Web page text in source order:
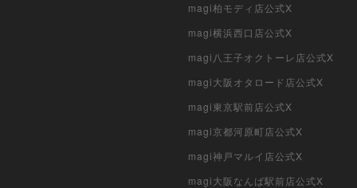
magi柏モディ店公式X
magi横浜西口店公式X
magi八王子オクトーレ店公式X
magi大阪オタロード店公式X
magi東京駅前店公式X
magi京都河原町店公式X
magi神戸マルイ店公式X
magi大阪なんば駅前店公式X